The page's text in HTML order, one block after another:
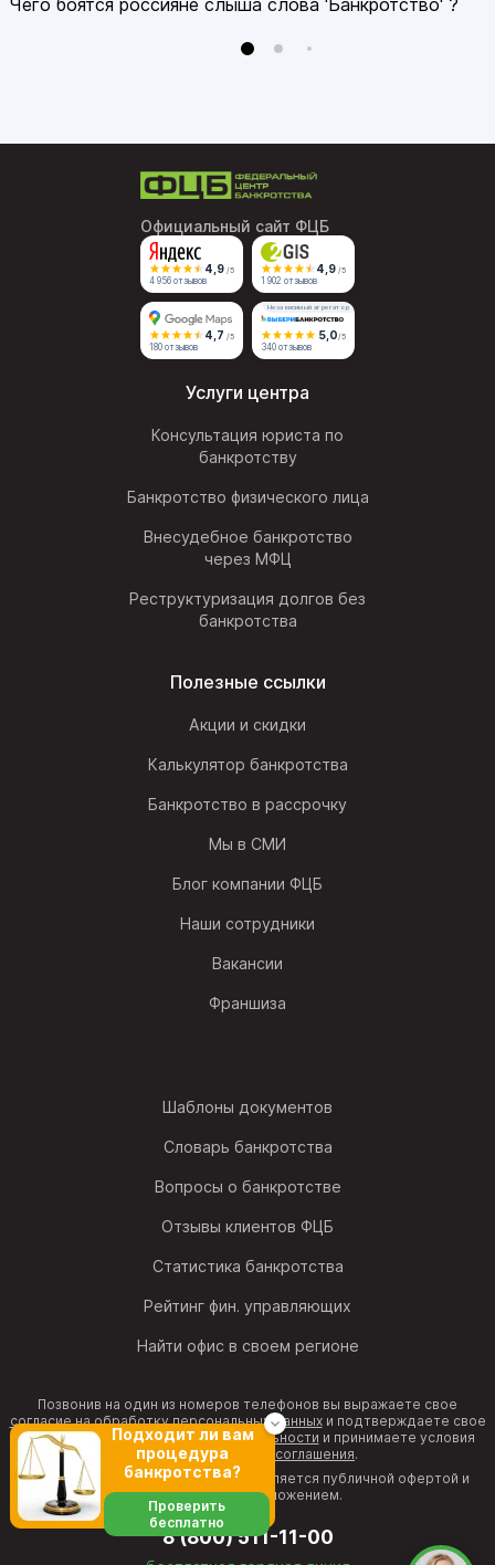
Официальный сайт ФЦБ
4,9 /5
4 956 отзывов
4,9 /5
1 902 отзывов
4,7 /5
180 отзывов
Независимый агрегатор
5,0/5
340 отзывов
Услуги центра
Консультация юриста по
банкротству
Банкротство физического лица
Внесудебное банкротство
через МФЦ
Реструктуризация долгов без
банкротства
Полезные ссылки
Акции и скидки
Калькулятор банкротства
Банкротство в рассрочку
Мы в СМИ
Блог компании ФЦБ
Наши сотрудники
Вакансии
Франшиза
Шаблоны документов
Словарь банкротства
Вопросы о банкротстве
Отзывы клиентов ФЦБ
Статистика банкротства
Рейтинг фин. управляющих
Найти офис в своем регионе
Позвонив на один из номеров телефонов вы выражаете свое
согласие на обработку персональных данныхи подтверждаете свое
согласие сполитикой конфиденциальности и принимаете условия
Пользовательского соглашения.
Информация на веб-странице не является публичной офертой и
рекламным предложением.
8 (800) 511-11-00
Подходит ли вам
процедура
банкротства?
Проверить
бесплатно